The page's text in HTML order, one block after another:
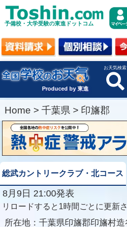
予備校・大学受験の東進ドットコム
Produced by 東進
お天気検索
Home > 千葉県 > 印旛郡
総武カントリークラブ・北コース
8月9日 21:00発表
リロードすると1時間ごとに更新さ
所在地： 千葉県印旛郡印旛村造